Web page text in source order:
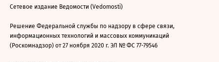
Сетевое издание Ведомости (Vedomosti)
Решение Федеральной службы по надзору в сфере связи,
информационных технологий и массовых коммуникаций
(Роскомнадзор) от 27 ноября 2020 г. ЭЛ № ФС 77-79546